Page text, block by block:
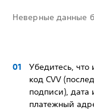
Неверные данные
Убедитесь,
код CVV
подписи), дата
платежный